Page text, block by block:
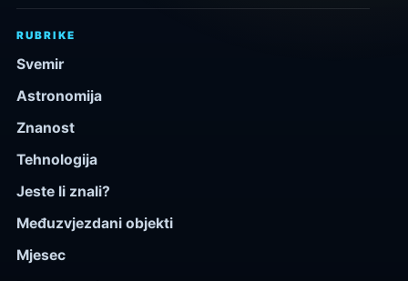
RUBRIKE
Svemir
Astronomija
Znanost
Tehnologija
Jeste li znali?
Međuzvjezdani objekti
Mjesec